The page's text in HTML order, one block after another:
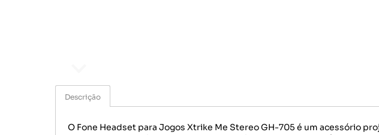
Descrição
O Fone Headset para Jogos Xtrike Me Stereo GH-705 é um acessório